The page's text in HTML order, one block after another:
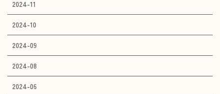
2024-11
2024-10
2024-09
2024-08
2024-06